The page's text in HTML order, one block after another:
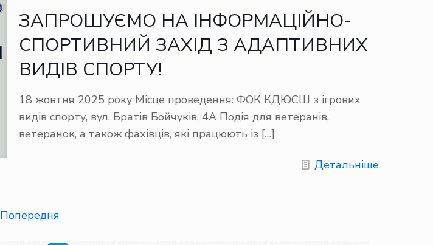
ЗАПРОШУЄМО НА ІНФОРМАЦІЙНО-
СПОРТИВНИЙ ЗАХІД З АДАПТИВНИХ
ВИДІВ СПОРТУ!
18 жовтня 2025 року Місце проведення: ФОК КДЮСШ з ігрових
видів спорту, вул. Братів Бойчуків, 4А Подія для ветеранів,
ветеранок, а також фахівців, які працюють із […]
Детальніше
Попередня